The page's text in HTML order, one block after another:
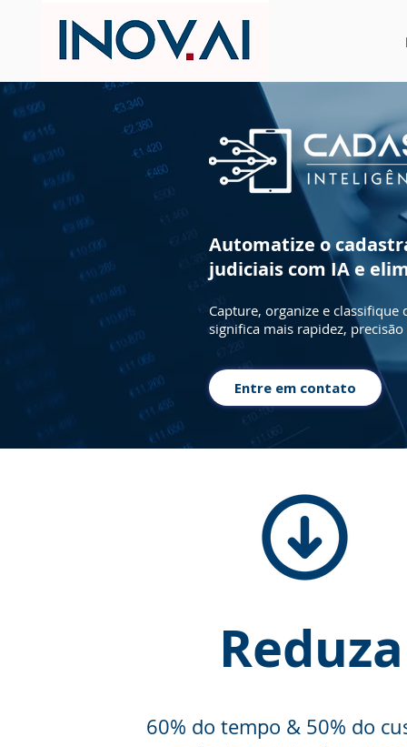
Automatize o
judiciais com IA e
​Capture, organize e classifique
significa mais rapidez,
Entre em contato
Reduza
60% do tempo & 50% do